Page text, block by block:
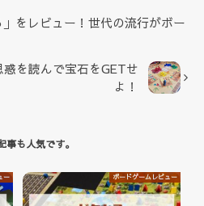
」をレビュー！世代の流行がボー
惑を読んで宝石をGETせ
よ！
事も人気です。
ー ボードゲームレビュー